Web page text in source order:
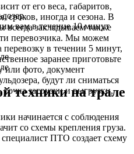
от его веса, габаритов,
сроков, иногда и сезона. В
всегда закладываем также
перевозчика. Мы можем
перевозку в течении 5 минут,
заранее приготовьте
или фото, документ
будут ли сниматься
загрузки и выгрузки,
вам в течение 10 минут
техники на трале
начинается с соблюдения
со схемы крепления груза.
ПТО создает схему